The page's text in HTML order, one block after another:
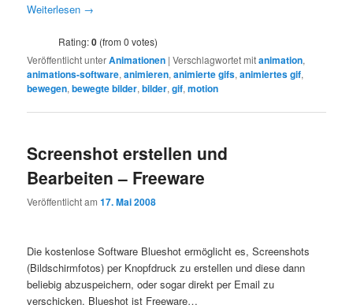
Weiterlesen →
Rating:0 (from 0 votes)
Veröffentlicht unterAnimationen |Verschlagwortet mitanimation,
animations-software,animieren,animierte gifs,animiertes gif,
bewegen,bewegte bilder,bilder,gif,motion
Screenshot erstellen und
Bearbeiten – Freeware
Veröffentlicht am17. Mai 2008
Die kostenlose Software Blueshot ermöglicht es, Screenshots
(Bildschirmfotos) per Knopfdruck zu erstellen und diese dann
beliebig abzuspeichern, oder sogar direkt per Email zu
verschicken. Blueshot ist Freeware…